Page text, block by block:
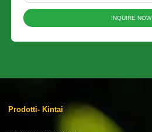
INQUIRE NOW
Prodotti- Kintai